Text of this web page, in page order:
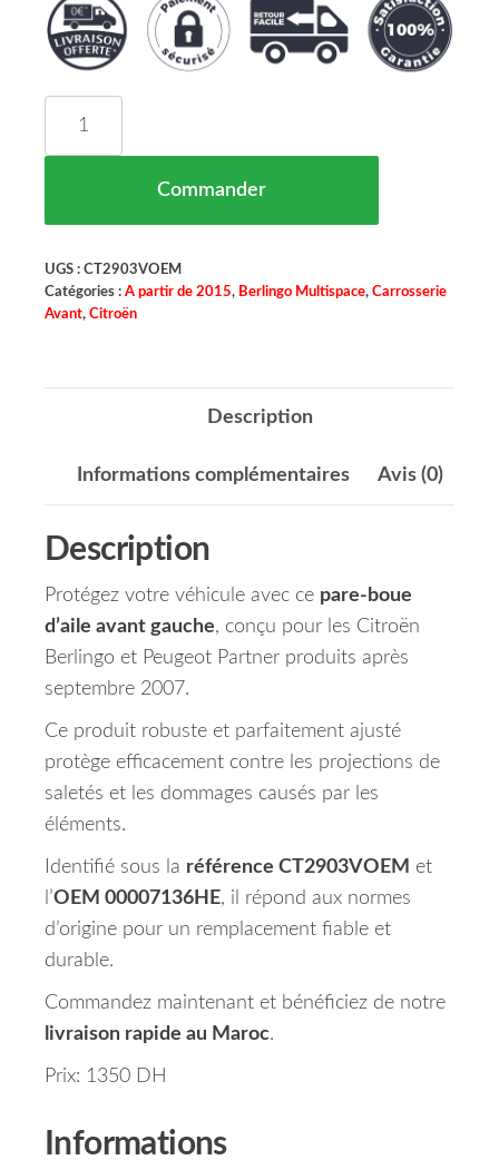
Commander
UGS : CT2903VOEM
Catégories : A partir de 2015, Berlingo Multispace, Carrosserie
Avant, Citroën
Description
Informations complémentaires Avis (0)
Description
Protégez votre véhicule avec ce pare-boue
d’aile avant gauche, conçu pour les Citroën
Berlingo et Peugeot Partner produits après
septembre 2007.
Ce produit robuste et parfaitement ajusté
protège efficacement contre les projections de
saletés et les dommages causés par les
éléments.
Identifié sous la référence CT2903VOEM et
l’OEM 00007136HE, il répond aux normes
d’origine pour un remplacement fiable et
durable.
Commandez maintenant et bénéficiez de notre
livraison rapide au Maroc.
Prix: 1350 DH
Informations